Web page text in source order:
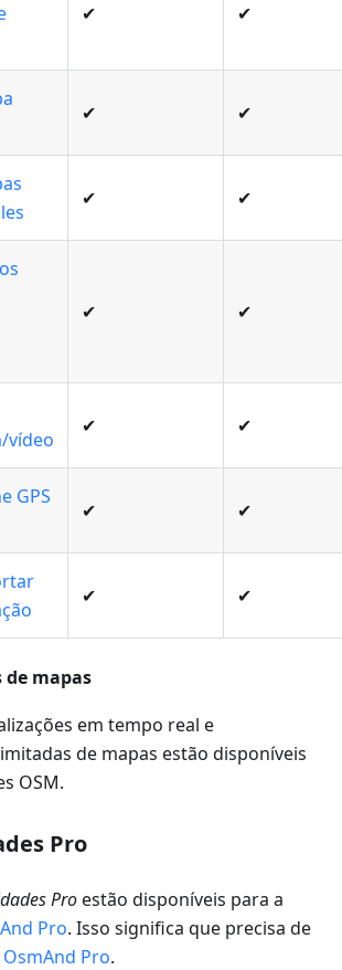
✔ ✔
✔ ✔
✔ ✔
✔ ✔
vídeo
✔ ✔
GPS
✔ ✔
✔ ✔
mapas
em tempo real e
de mapas estão disponíveis
OSM.
Pro
Proestão disponíveis para a
Pro. Isso significa que precisa de
Pro.